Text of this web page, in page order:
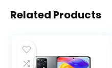
Related Products